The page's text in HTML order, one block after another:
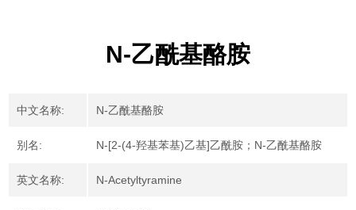
N-乙酰基酪胺
中文名称: N-乙酰基酪胺
别名: N-[2-(4-羟基苯基)乙基]乙酰胺；N-乙酰基酪胺
英文名称: N-Acetyltyramine